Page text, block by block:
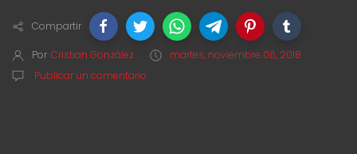
Compartir
Por Cristian González
martes, noviembre 06, 2018
Publicar un comentario